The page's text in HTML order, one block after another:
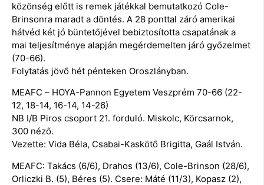
közönség előtt is remek játékkal bemutatkozó Cole-
Brinsonra maradt a döntés. A 28 ponttal záró amerikai
hátvéd két jó büntetőjével bebiztosította csapatának a
mai teljesítménye alapján megérdemelten járó győzelmet
(70-66).
Folytatás jövő hét pénteken Oroszlányban.
MEAFC – HOYA-Pannon Egyetem Veszprém 70-66 (22-
12, 18-14, 16-14, 14-26)
NB I/B Piros csoport 21. forduló. Miskolc, Körcsarnok,
300 néző.
Vezette: Vida Béla, Csabai-Kaskötő Brigitta, Gaál István.
MEAFC: Takács (6/6), Drahos (13/6), Cole-Brinson (28/6),
Orliczki B. (5), Béres (5). Csere: Máté (11/3), Kopasz (2),